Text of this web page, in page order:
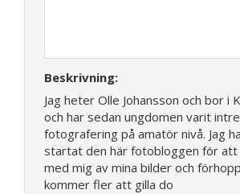
Beskrivning:
Jag heter Olle Johansson och bor i
och har sedan ungdomen varit
fotografering på amatör nivå. Jag
startat den här fotobloggen för att
med mig av mina bilder och
kommer fler att gilla do